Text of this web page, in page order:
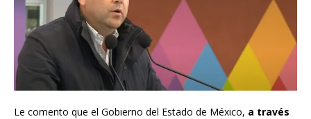
Le comento que el Gobierno del Estado de México, a través